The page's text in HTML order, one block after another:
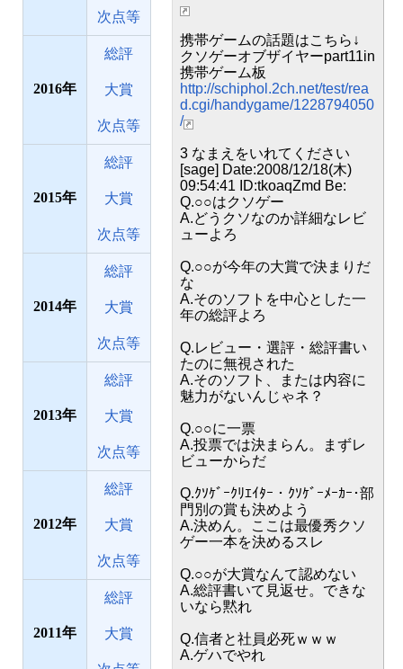
次点等
2016
総評
大賞
次点等
2015
総評
大賞
次点等
2014
総評
大賞
次点等
2013
総評
大賞
次点等
2012
総評
大賞
次点等
2011
総評
大賞
携帯ゲームの話題はこちら↓
クソゲーオブザイヤーpart11in
携帯ゲーム板
http://schiphol.2ch.net/test/rea
d.cgi/handygame/1228794050
/
3 なまえをいれてください
[sage] Date:2008/12/18(木)
09:54:41 ID:tkoaqZmd Be:
Q.○○はクソゲー
A.どうクソなのか詳細なレビ
ューよろ
Q.○○が今年の大賞で決まりだ
な
A.そのソフトを中心とした一
年の総評よろ
Q.レビュー・選評・総評書い
たのに無視された
A.そのソフト、または内容に
魅力がないんじゃネ？
Q.○○に一票
A.投票では決まらん。まずレ
ビューからだ
Q.ｸｿｹﾞｰｸﾘｴｲﾀｰ・ｸｿｹﾞｰﾒｰｶｰ･部
門別の賞も決めよう
A.決めん。ここは最優秀クソ
ゲー一本を決めるスレ
Q.○○が大賞なんて認めない
A.総評書いて見返せ。できな
いなら黙れ
Q.信者と社員必死ｗｗｗ
A.ゲハでやれ